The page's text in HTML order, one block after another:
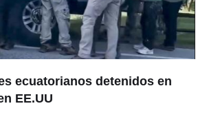
ecuatorianos detenidos en
EE.UU